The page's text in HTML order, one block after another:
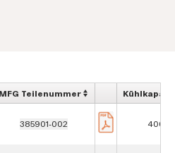
MFG Teilenummer
385901-002 400 W